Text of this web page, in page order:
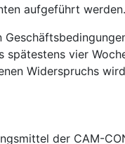
aufgeführt werden.
vier
Widerspruchs
der CAM-